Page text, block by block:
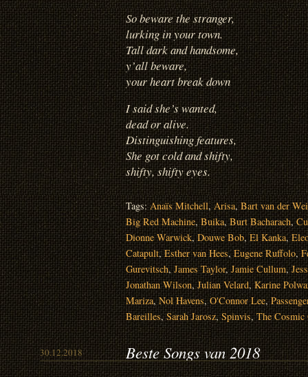
So beware the stranger,
lurking in your town.
Tall dark and handsome,
y’all beware,
your heart break down
I said she’s wanted,
dead or alive.
Distinguishing features,
She got cold and shifty,
shifty, shifty eyes.
Tags:Anaïs Mitchell,Arisa,Bart van der
Big Red Machine,Buika,Burt Bacharach,
Dionne Warwick,Douwe Bob,El Kanka,
Catapult,Esther van Hees,Eugene Ruffolo,
Gurevitsch,James Taylor, Jamie Cullum,
Jonathan Wilson,Julian Velard,Karine
Mariza,Nol Havens,O'Connor Lee,
Bareilles,Sarah Jarosz,Spinvis,The Cosmic
30.12.2018 Beste Songs van 2018